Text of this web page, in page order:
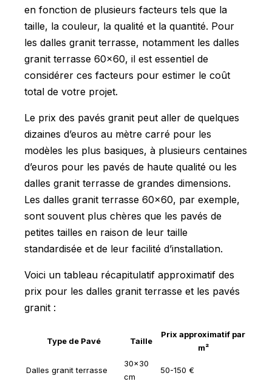
en fonction de plusieurs facteurs tels que la
taille, la couleur, la qualité et la quantité. Pour
les dalles granit terrasse, notamment les dalles
granit terrasse 60x60, il est essentiel de
considérer ces facteurs pour estimer le coût
total de votre projet.
Le prix des pavés granit peut aller de quelques
dizaines d’euros au mètre carré pour les
modèles les plus basiques, à plusieurs centaines
d’euros pour les pavés de haute qualité ou les
dalles granit terrasse de grandes dimensions.
Les dalles granit terrasse 60x60, par exemple,
sont souvent plus chères que les pavés de
petites tailles en raison de leur taille
standardisée et de leur facilité d’installation.
Voici un tableau récapitulatif approximatif des
prix pour les dalles granit terrasse et les pavés
granit :
Type de Pavé Taille
Prix approximatif par
m²
Dalles granit terrasse
30x30
cm
50-150 €